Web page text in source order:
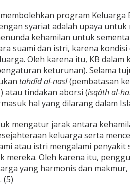
program Keluarga
syariat adalah upaya
kehamilan untuk
suami dan istri, karena
Oleh karena itu, KB dalam
keturunan). Selama
tahdîd al-nasl(pembatasan
) atau tindakan aborsi (isqâth al-
hal yang dilarang dalam
mengatur jarak antara
keluarga serta
atau istri mengalami penyakit
mereka. Oleh karena itu,
yang harmonis dan
(5)